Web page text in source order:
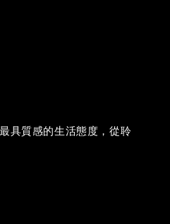
具質感的生活態度，從聆